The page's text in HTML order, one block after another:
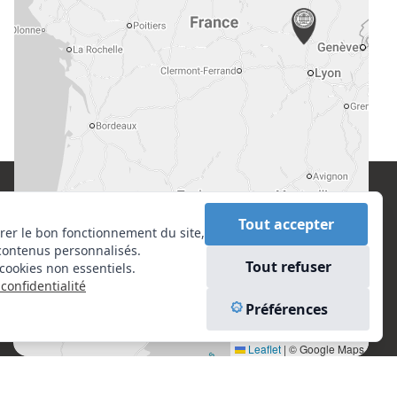
Leaflet | © Google Maps
le bon fonctionnement du site,
personnalisés.
non essentiels.
Tout accepter
Tout refuser
Préférences
Centre National de l’Expertise (CNE)
20 rue Henri Regnault, 75008 Paris
EN SAVOIR PLUS
Liens utiles
Vu à la Télé
Mentions légales